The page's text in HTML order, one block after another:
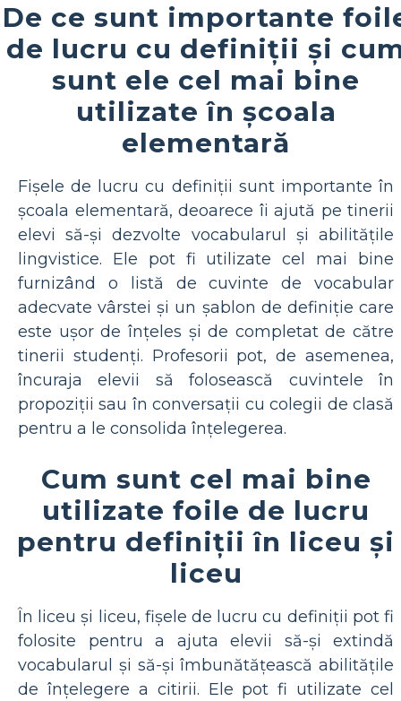
De ce sunt importante
de lucru cu definiții și
sunt ele cel mai bine
utilizate în școala
elementară
Fișele de lucru cu definiții sunt importante în
școala elementară, deoarece îi ajută pe tinerii
elevi să-și dezvolte vocabularul și abilitățile
lingvistice. Ele pot fi utilizate cel mai bine
furnizând o listă de cuvinte de vocabular
adecvate vârstei și un șablon de definiție care
este ușor de înțeles și de completat de către
tinerii studenți. Profesorii pot, de asemenea,
încuraja elevii să folosească cuvintele în
propoziții sau în conversații cu colegii de clasă
pentru a le consolida înțelegerea.
Cum sunt cel mai bine
utilizate foile de lucru
pentru definiții în liceu și
liceu
În liceu și liceu, fișele de lucru cu definiții pot fi
folosite pentru a ajuta elevii să-și extindă
vocabularul și să-și îmbunătățească abilitățile
de înțelegere a citirii. Ele pot fi utilizate cel